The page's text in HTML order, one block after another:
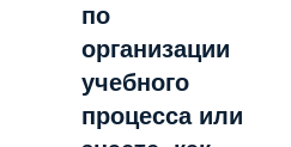
по
организации
учебного
процесса или